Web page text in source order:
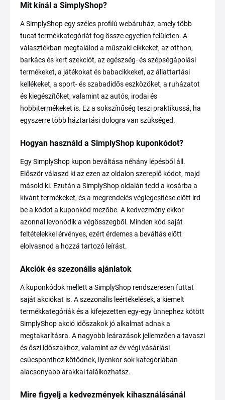
Mit kínál a SimplyShop?
A SimplyShop egy széles profilú webáruház, amely több
tucat termékkategóriát fog össze egyetlen felületen. A
választékban megtalálod a műszaki cikkeket, az otthon,
barkács és kert szekciót, az egészség- és szépségápolási
termékeket, a játékokat és babacikkeket, az állattartási
kellékeket, a sport- és szabadidős eszközöket, a ruházatot
és kiegészítőket, valamint az autós, irodai és
hobbitermékeket is. Ez a sokszínűség teszi praktikussá, ha
egyszerre több háztartási dologra van szükséged.
Hogyan használd a SimplyShop kuponkódot?
Egy SimplyShop kupon beváltása néhány lépésből áll.
Először válaszd ki az ezen az oldalon szereplő kódot, majd
másold ki. Ezután a SimplyShop oldalán tedd a kosárba a
kívánt termékeket, és a megrendelés véglegesítése előtt írd
be a kódot a kuponkód mezőbe. A kedvezmény ekkor
azonnal levonódik a végösszegből. Minden kód saját
feltételekkel érvényes, ezért érdemes a beváltás előtt
elolvasnod a hozzá tartozó leírást.
Akciók és szezonális ajánlatok
A kuponkódok mellett a SimplyShop rendszeresen futtat
saját akciókat is. A szezonális leértékelések, a kiemelt
termékkategóriák és a kifejezetten egy-egy ünnephez kötött
SimplyShop akció időszakok jó alkalmat adnak a
megtakarításra. A nagyobb leárazások jellemzően a tavaszi
és őszi időszakhoz, valamint az év végi vásárlási
csúcsponthoz kötődnek, ilyenkor sok kategóriában
alacsonyabb árakkal találkozhatsz.
Mire figyelj a kedvezmények kihasználásánál